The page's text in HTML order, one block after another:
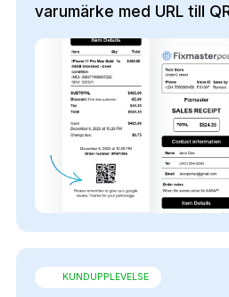
varumärke med URL till
KUNDUPPLEVELSE